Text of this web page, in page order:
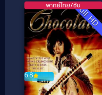
Full HD
6.8
พากย์ไทย/ซับ